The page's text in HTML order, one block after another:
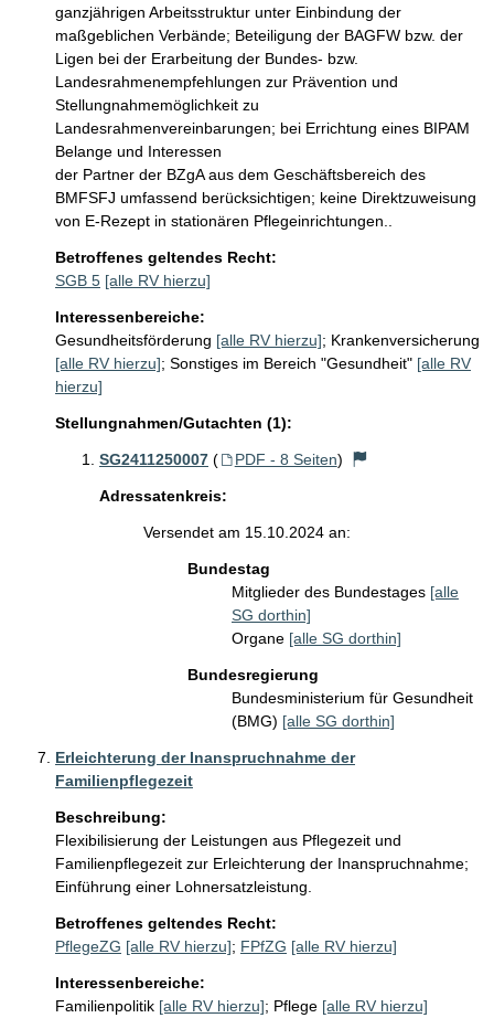
ganzjährigen Arbeitsstruktur unter Einbindung der
maßgeblichen Verbände; Beteiligung der BAGFW bzw. der
Ligen bei der Erarbeitung der Bundes- bzw.
Landesrahmenempfehlungen zur Prävention und
Stellungnahmemöglichkeit zu
Landesrahmenvereinbarungen; bei Errichtung eines BIPAM
Belange und Interessen
der Partner der BZgA aus dem Geschäftsbereich des
BMFSFJ umfassend berücksichtigen; keine Direktzuweisung
von E-Rezept in stationären Pflegeinrichtungen..
Betroffenes geltendes Recht:
SGB 5 [alle RV hierzu]
Interessenbereiche:
Gesundheitsförderung [alle RV hierzu]; Krankenversicherung
[alle RV hierzu]; Sonstiges im Bereich "Gesundheit" [alle RV
hierzu]
Stellungnahmen/Gutachten (1):
SG2411250007 ( PDF - 8 Seiten)
Adressatenkreis:
Versendet am 15.10.2024 an:
Bundestag
Mitglieder des Bundestages [alle
SG dorthin]
Organe [alle SG dorthin]
Bundesregierung
Bundesministerium für Gesundheit
(BMG) [alle SG dorthin]
Erleichterung der Inanspruchnahme der
Familienpflegezeit
Beschreibung:
Flexibilisierung der Leistungen aus Pflegezeit und
Familienpflegezeit zur Erleichterung der Inanspruchnahme;
Einführung einer Lohnersatzleistung.
Betroffenes geltendes Recht:
PflegeZG [alle RV hierzu]; FPfZG [alle RV hierzu]
Interessenbereiche:
Familienpolitik [alle RV hierzu]; Pflege [alle RV hierzu]